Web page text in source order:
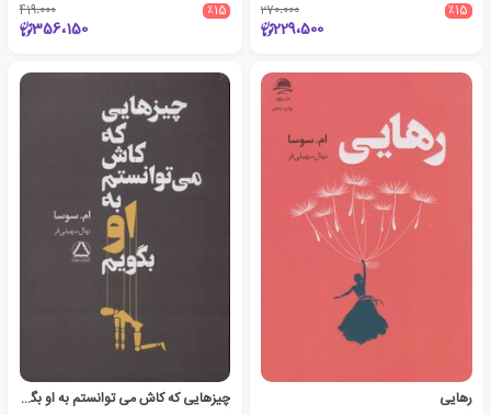
٪15 270،000
229،500
٪15 419،000
356،150
رهایی چیزهایی که کاش می توانستم به او بگویم